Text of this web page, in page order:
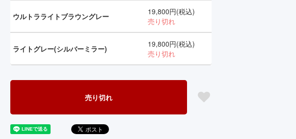
ウルトラライトブラウングレー
19,800円(税込)
売り切れ
ライトグレー(シルバーミラー)
19,800円(税込)
売り切れ
売り切れ